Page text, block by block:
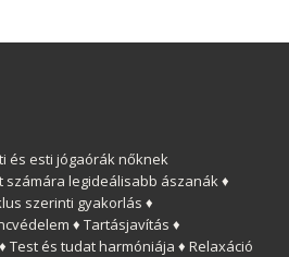
és esti jógaórák nőknek
számára legideálisabb ászanák ♦
szerinti gyakorlás ♦
♦ Tartásjavítás ♦
Test és tudat harmóniája ♦ Relaxáció